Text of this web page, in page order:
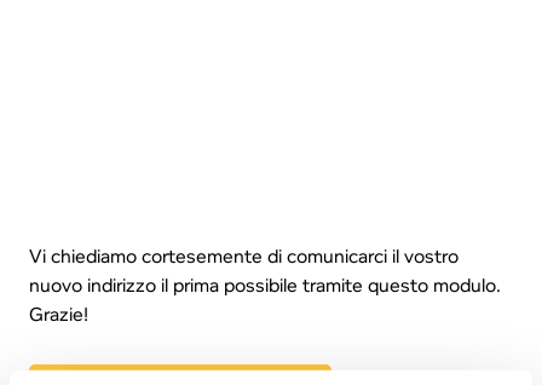
Vi chiediamo cortesemente di comunicarci il vostro
nuovo indirizzo il prima possibile tramite questo modulo.
Grazie!